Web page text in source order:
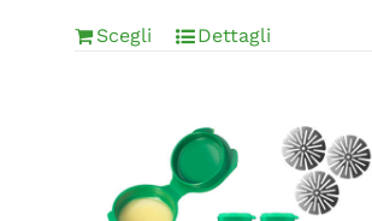
Scegli Dettagli